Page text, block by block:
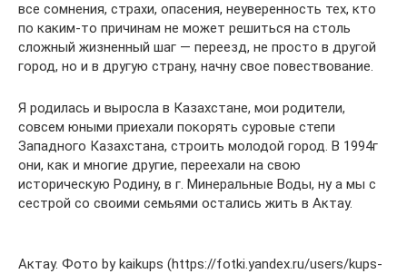
все сомнения, страхи, опасения, неуверенность тех, кто
по каким-то причинам не может решиться на столь
сложный жизненный шаг — переезд, не просто в другой
город, но и в другую страну, начну свое повествование.
Я родилась и выросла в Казахстане, мои родители,
совсем юными приехали покорять суровые степи
Западного Казахстана, строить молодой город. В 1994г
они, как и многие другие, переехали на свою
историческую Родину, в г. Минеральные Воды, ну а мы с
сестрой со своими семьями остались жить в Актау.
Актау. Фото by kaikups (https://fotki.yandex.ru/users/kups-